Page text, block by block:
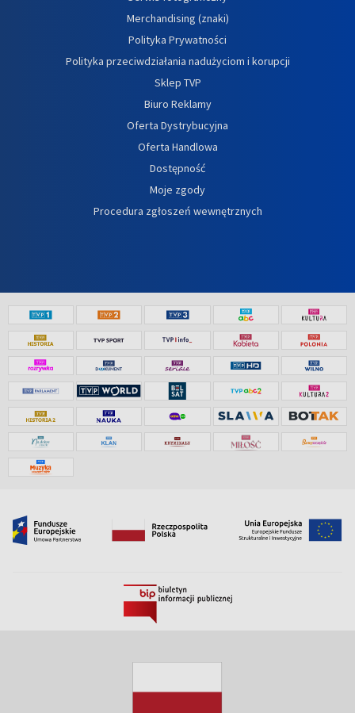
Merchandising (znaki)
Polityka Prywatności
Polityka przeciwdziałania nadużyciom i korupcji
Sklep TVP
Biuro Reklamy
Oferta Dystrybucyjna
Oferta Handlowa
Dostępność
Moje zgody
Procedura zgłoszeń wewnętrznych